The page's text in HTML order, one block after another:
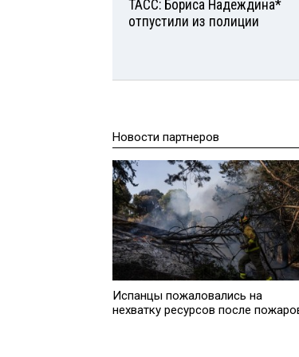
ТАСС: Бориса Надеждина*
отпустили из полиции
Новости партнеров
Испанцы пожаловались на
нехватку ресурсов после